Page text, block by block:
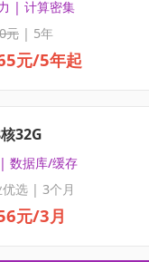
| 计算密集
元| 5年
元/5年起
32G
数据库/缓存
选 | 3个月
元/3月